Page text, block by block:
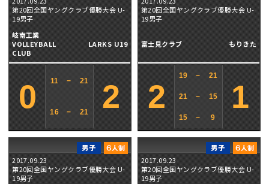
第20回全国ヤングクラブ優勝大会 U-
19男子
岐南工業
VOLLEYBALL
CLUB
LARKS U19
0 11 − 21
16 − 21 2
第20回全国ヤングクラブ優勝大会 U-
19男子
富士見クラブ もりきた
2
19 − 21
21 − 15
15 − 9
1
2017.09.23
第20回全国ヤングクラブ優勝大会 U-
19男子
2017.09.23
第20回全国ヤングクラブ優勝大会 U-
19男子